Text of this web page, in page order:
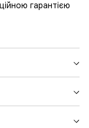
гарантією